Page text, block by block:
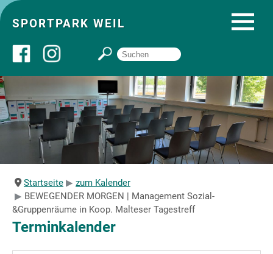
SPORTPARK WEIL
Über uns
Startseite
Angebote
Sozial- und Gruppenräume
Startseite
zum Kalender
BEWEGENDER MORGEN | Management Sozial-
&Gruppenräume in Koop. Malteser Tagestreff
Terminkalender